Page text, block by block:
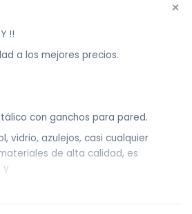
+
!!
a los mejores precios.
con ganchos para pared.
vidrio, azulejos, casi cualquier
de alta calidad, es
y